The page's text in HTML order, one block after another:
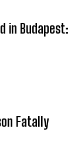
in Budapest:
Fatally